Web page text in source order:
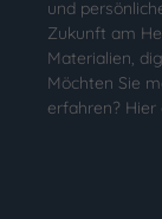
und
Zukunft am
Materialien,
Möchten Sie
erfahren?